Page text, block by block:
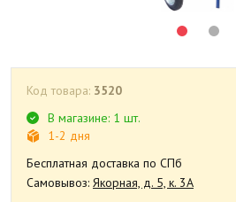
Код товара: 3520
В магазине: 1 шт.
1-2 дня
Бесплатная доставка по СПб
Самовывоз: Якорная, д. 5, к. 3А